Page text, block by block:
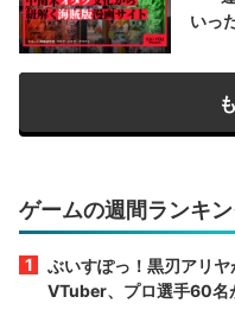
いっ
ゲームの週間ランキ
ぶいすぽっ！黒刃アリ
VTuber、プロ選手60名